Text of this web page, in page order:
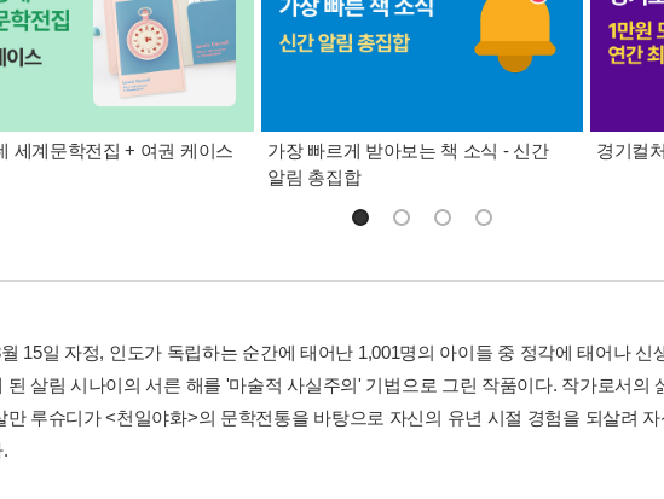
세계문학전집 + 여권 케이스
가장 빠르게 받아보는 책 소식 - 신간
알림 총집합
경기컬
15일 자정, 인도가 독립하는 순간에 태어난 1,001명의 아이들 중 정각에 태어나 신
된 살림 시나이의 서른 해를 '마술적 사실주의' 기법으로 그린 작품이다. 작가로서의
만 루슈디가 <천일야화>의 문학전통을 바탕으로 자신의 유년 시절 경험을 되살려